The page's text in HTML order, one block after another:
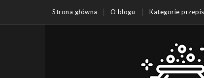
Strona główna O blogu Kategorie